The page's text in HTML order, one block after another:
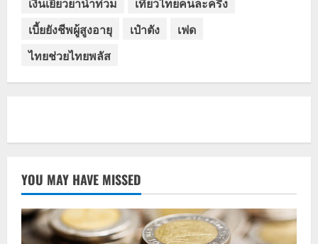
เบี้ยยังชีพผู้สูงอายุ
เป๋าตัง
เฟด
ไทยช่วยไทยพลัส
YOU MAY HAVE MISSED